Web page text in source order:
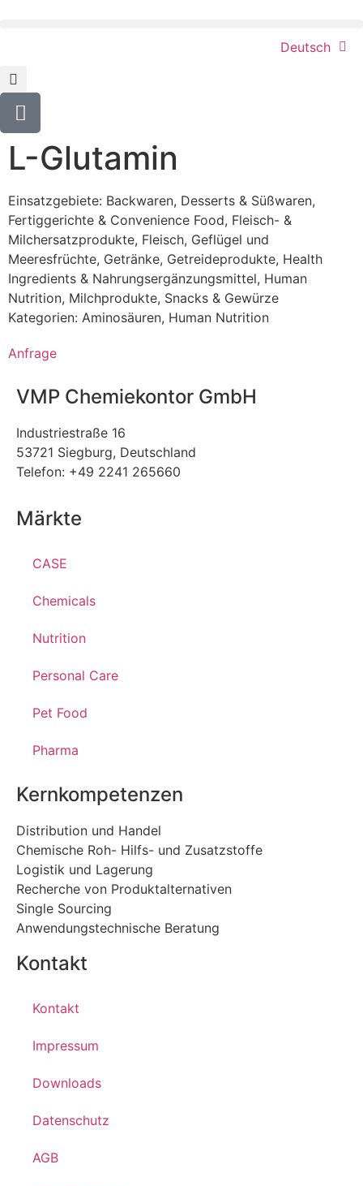
Deutsch
L-Glutamin
Einsatzgebiete: Backwaren, Desserts & Süßwaren,
Fertiggerichte & Convenience Food, Fleisch- &
Milchersatzprodukte, Fleisch, Geflügel und
Meeresfrüchte, Getränke, Getreideprodukte, Health
Ingredients & Nahrungsergänzungsmittel, Human
Nutrition, Milchprodukte, Snacks & Gewürze
Kategorien: Aminosäuren, Human Nutrition
Anfrage
VMP Chemiekontor GmbH
Industriestraße 16
53721 Siegburg, Deutschland
Telefon: +49 2241 265660
Märkte
CASE
Chemicals
Nutrition
Personal Care
Pet Food
Pharma
Kernkompetenzen
Distribution und Handel
Chemische Roh- Hilfs- und Zusatzstoffe
Logistik und Lagerung
Recherche von Produktalternativen
Single Sourcing
Anwendungstechnische Beratung
Kontakt
Kontakt
Impressum
Downloads
Datenschutz
AGB